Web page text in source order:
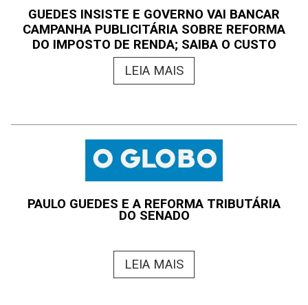
GUEDES INSISTE E GOVERNO VAI BANCAR
CAMPANHA PUBLICITÁRIA SOBRE REFORMA
DO IMPOSTO DE RENDA; SAIBA O CUSTO
LEIA MAIS
PAULO GUEDES E A REFORMA TRIBUTÁRIA
DO SENADO
LEIA MAIS